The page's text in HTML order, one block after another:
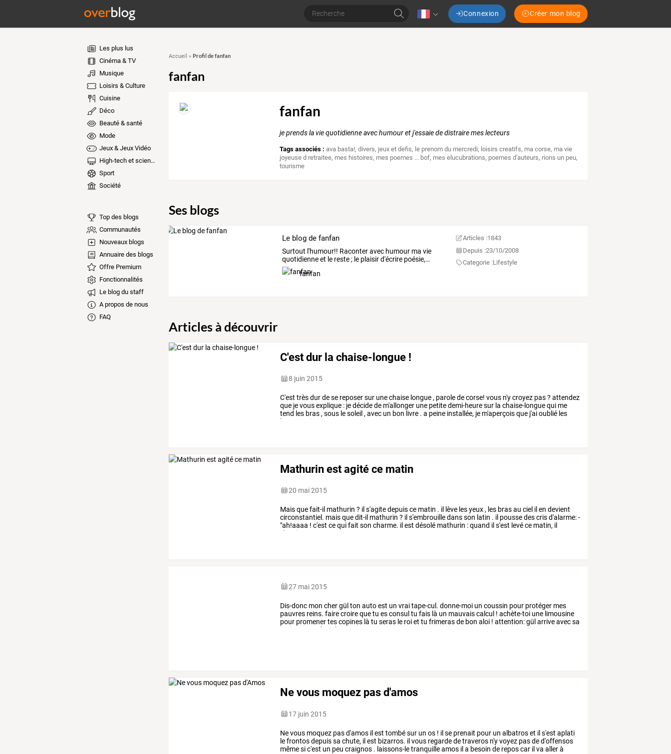
Connexion Créer mon blog
Les plus lus
Cinéma & TV
Musique
Loisirs & Culture
Cuisine
Déco
Beauté & santé
Mode
Jeux & Jeux Vidéo
High-tech et sciences
Sport
Société
Top des blogs
Communautés
Nouveaux blogs
Annuaire des blogs
Offre Premium
Fonctionnalités
Le blog du staff
A propos de nous
FAQ
Accueil » Profil de fanfan
fanfan
fanfan
je prends la vie quotidienne avec humour et j'essaie de distraire mes lecteurs
Tags associés : ava basta!,divers, jeux et defis, le prenom du mercredi, loisirs creatifs, ma corse, ma vie
joyeuse d retraitee, mes histoires, mes poemes ... bof, mes elucubrations, poemes d'auteurs, rions un peu,
tourisme
Ses blogs
Le blog de fanfan
Surtout l'humour!! Raconteravechumourma vie
quotidienneet lereste;leplaisird'écrirepoésie,…
fanfan
Articles :1843
Depuis :23/10/2008
Categorie :Lifestyle
Articles à découvrir
C'est dur la chaise-longue !
8 juin 2015
C'est trèsdurdese reposersur unechaise longue , paroledecorse! vous n'ycroyez pas? attendez
que jevousexplique : jedécidede m'allonger une petitedemi-heuresur la chaise-longuequi me
tend les bras , sous lesoleil , avec un bon livre . a peine installée, je m'aperçoisque j'aioublié les
lunettes
je
Mathurin est agité ce matin
20 mai 2015
Maisquefait-il mathurin ? il s'agitedepuisce matin . il lève lesyeux , les brasau ciel il en devient
circonstantiel. maisquedit-il mathurin ? il s'embrouilledansson latin . il poussedescrisd'alarme:-
"ah!aaaa ! c'est cequifait son charme. il est désolé mathurin :quand il s'est levéce matin, il
n'avait
27 mai 2015
Dis-donc mon chergül ton autoest un vraitape-cul. donne-moi un coussin pour protéger mes
pauvres reins. fairecroirequetu esconsul tu fais là un mauvaiscalcul ! achète-toi une limousine
pour promenertescopines là tu seras le roiet tu frimerasde bon aloi ! attention:gül arriveavecsa
petite
dans la
Ne vous moquez pas d'amos
17 juin 2015
Nevous moquez pasd'amos il est tombésur un os ! il se prenait pour un albatroset il s'est aplati
lefrontosdepuissa chute, il est bizarros. il vous regardedetraveros n'yvoyez pasded'offensos
mêmesic'est un peu craignos . laissons-letranquilleamos il a besoin de reposcar il va allerà